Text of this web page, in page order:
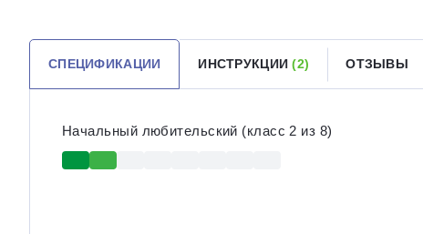
СПЕЦИФИКАЦИИ ИНСТРУКЦИИ(2) ОТЗЫВЫ
Начальный любительский (класс 2 из 8)